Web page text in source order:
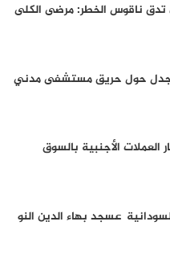
تدق ناقوس الخطر: مرضى الكلى
حول حريق مستشفى مدني
الأجنبية بالسوق
عسجد بهاء الدين النو